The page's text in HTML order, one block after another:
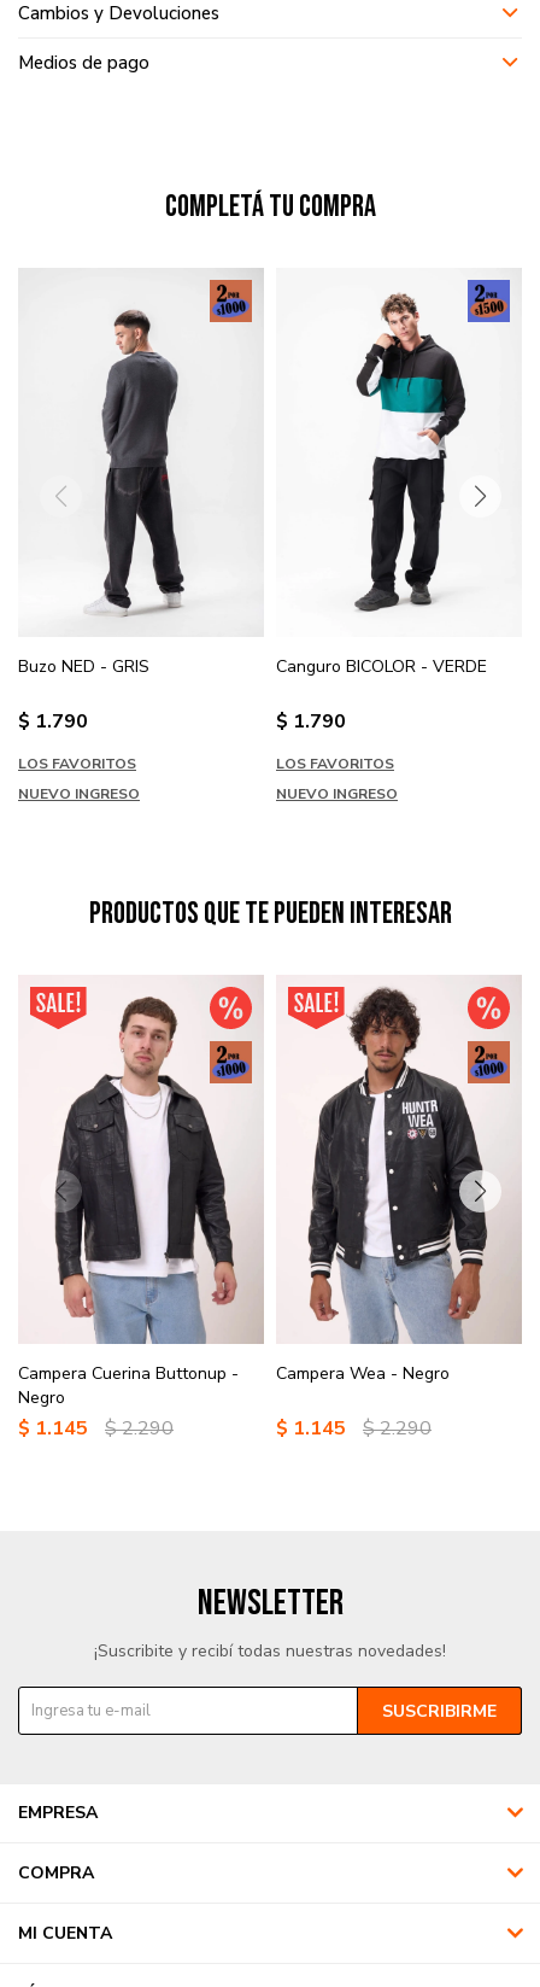
Cambios y Devoluciones
Medios de pago
Completá tu compra
Buzo NED - GRIS
$ 1.790
LOS FAVORITOS
NUEVO INGRESO
Canguro BICOLOR - VERDE
$ 1.790
LOS FAVORITOS
NUEVO INGRESO
Productos que te pueden interesar
Campera Cuerina Buttonup -
Negro
$ 1.145 $2.290
Campera Wea - Negro
$ 1.145 $2.290
EMPRESA
COMPRA
MI CUENTA
NEWSLETTER
¡Suscribite y recibí todas nuestras novedades!
SUSCRIBIRME